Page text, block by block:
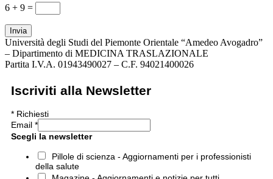
6 + 9 =
Invia
Università degli Studi del Piemonte Orientale “Amedeo Avogadro”
– Dipartimento di MEDICINA TRASLAZIONALE
Partita I.V.A. 01943490027 – C.F. 94021400026
Iscriviti alla Newsletter
* Richiesti
Email *
Scegli la newsletter
Pillole di scienza - Aggiornamenti per i professionisti
della salute